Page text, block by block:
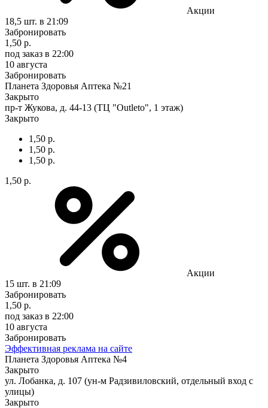
Акции
18,5 шт. в 21:09
Забронировать
1,50 р.
под заказ в 22:00
10 августа
Забронировать
Планета Здоровья Аптека №21
Закрыто
пр-т Жукова, д. 44-13 (ТЦ "Outleto", 1 этаж)
Закрыто
1,50 р.
1,50 р.
1,50 р.
1,50 р.
Акции
15 шт. в 21:09
Забронировать
1,50 р.
под заказ в 22:00
10 августа
Забронировать
Эффективная реклама на сайте
Планета Здоровья Аптека №4
Закрыто
ул. Лобанка, д. 107 (ун-м Радзивиловский, отдельный вход с
улицы)
Закрыто